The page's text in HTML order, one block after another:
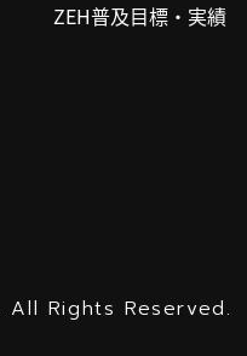
ZEH普及目標・実績
All Rights Reserved.